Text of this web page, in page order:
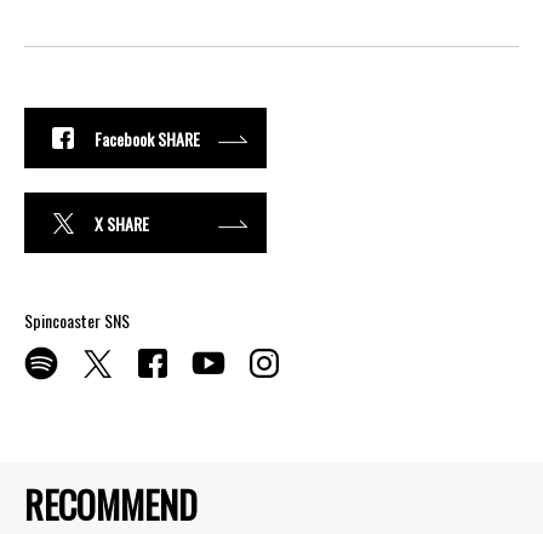
RECOMMEND
Facebook SHARE
X SHARE
Spincoaster SNS